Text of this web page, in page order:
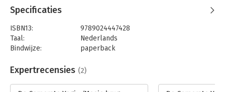
Specificaties
ISBN13:
9789024447428
Taal:
Nederlands
Bindwijze:
paperback
Uitgever:
Boom
Verschijningsdatum:
13-6-2022
Expertrecensies (2)